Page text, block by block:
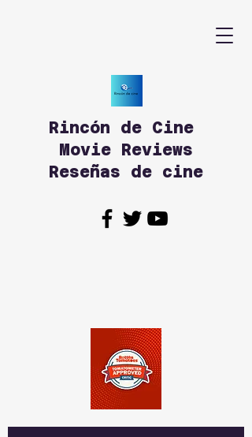
Rincón de Cine
Movie Reviews
Reseñas de cine